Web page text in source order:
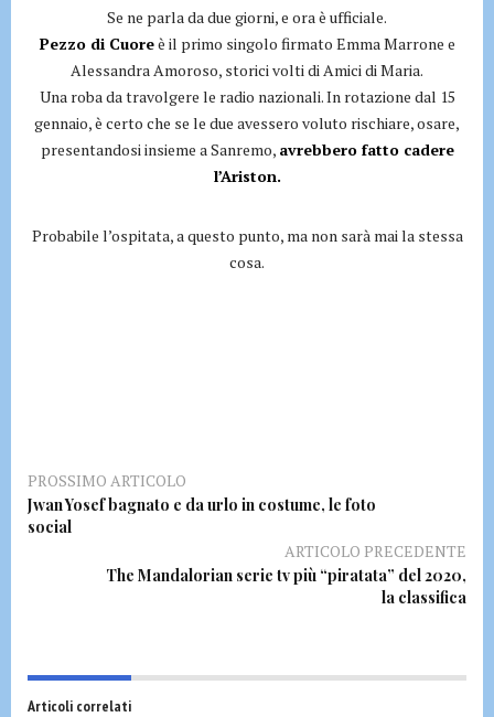
Se ne parla da due giorni, e ora è ufficiale.
Pezzo di Cuoreè il primo singolo firmato Emma Marrone e
Alessandra Amoroso, storici volti di Amici di Maria.
Una roba da travolgere le radio nazionali. In rotazione dal 15
gennaio, è certo che se le due avessero voluto rischiare, osare,
presentandosi insieme a Sanremo, avrebbero fatto cadere
l’Ariston.
Probabile l’ospitata, a questo punto, ma non sarà mai la stessa
cosa.
PROSSIMO ARTICOLO
Jwan Yosef bagnato e da urlo in costume, le foto
social
ARTICOLO PRECEDENTE
The Mandalorian serie tv più “piratata” del 2020,
la classifica
Articoli correlati